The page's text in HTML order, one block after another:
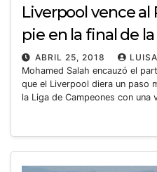
Liverpool vence
pie en la final de
ABRIL 25, 2018
Mohamed Salah encauzó el
que el Liverpool diera un paso
la Liga de Campeones con